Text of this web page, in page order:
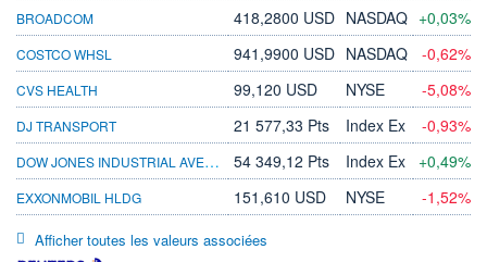
BROADCOM 418,2800 USD NASDAQ +0,03%
COSTCO WHSL 941,9900 USD NASDAQ -0,62%
CVS HEALTH 99,120 USD NYSE -5,08%
DJ TRANSPORT 21 577,33 Pts Index Ex
-0,93%
DOW JONES INDUSTRIAL AVERAGE
54 349,12 Pts Index Ex +0,49%
EXXONMOBIL HLDG 151,610 USD NYSE -1,52%
Afficher toutes les valeurs associées